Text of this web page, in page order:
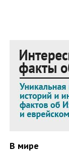
В мире